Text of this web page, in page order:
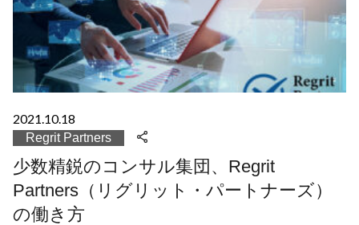
2021.10.18
Regrit Partners
少数精鋭のコンサル集団、Regrit
Partners（リグリット・パートナーズ）
の働き方